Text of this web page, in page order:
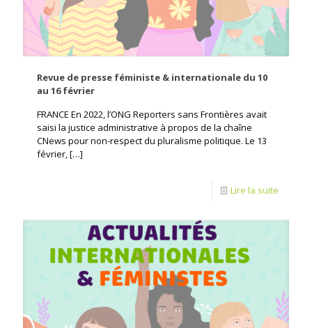
Revue de presse féministe & internationale du 10
au 16 février
FRANCE En 2022, l’ONG Reporters sans Frontières avait
saisi la justice administrative à propos de la chaîne
CNews pour non-respect du pluralisme politique. Le 13
février,[…]
Lire la suite